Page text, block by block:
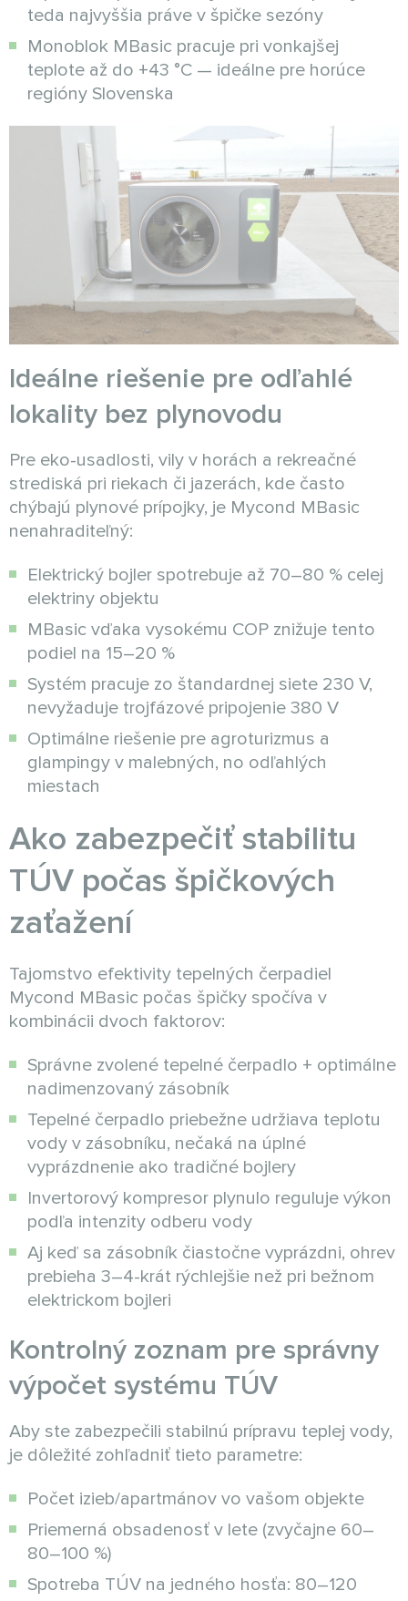
teda najvyššia práve v špičke sezóny
Monoblok MBasic pracuje pri vonkajšej
teplote až do +43 °C — ideálne pre horúce
regióny Slovenska
Ideálne riešenie pre odľahlé
lokality bez plynovodu
Pre eko-usadlosti, vily v horách a rekreačné
strediská pri riekach či jazerách, kde často
chýbajú plynové prípojky, je Mycond MBasic
nenahraditeľný:
Elektrický bojler spotrebuje až 70–80 % celej
elektriny objektu
MBasic vďaka vysokému COP znižuje tento
podiel na 15–20 %
Systém pracuje zo štandardnej siete 230 V,
nevyžaduje trojfázové pripojenie 380 V
Optimálne riešenie pre agroturizmus a
glampingy v malebných, no odľahlých
miestach
Ako zabezpečiť stabilitu
TÚV počas špičkových
zaťažení
Tajomstvo efektivity tepelných čerpadiel
Mycond MBasic počas špičky spočíva v
kombinácii dvoch faktorov:
Správne zvolené tepelné čerpadlo + optimálne
nadimenzovaný zásobník
Tepelné čerpadlo priebežne udržiava teplotu
vody v zásobníku, nečaká na úplné
vyprázdnenie ako tradičné bojlery
Invertorový kompresor plynulo reguluje výkon
podľa intenzity odberu vody
Aj keď sa zásobník čiastočne vyprázdni, ohrev
prebieha 3–4-krát rýchlejšie než pri bežnom
elektrickom bojleri
Kontrolný zoznam pre správny
výpočet systému TÚV
Aby ste zabezpečili stabilnú prípravu teplej vody,
je dôležité zohľadniť tieto parametre:
Počet izieb/apartmánov vo vašom objekte
Priemerná obsadenosť v lete (zvyčajne 60–
80–100 %)
Spotreba TÚV na jedného hosťa: 80–120